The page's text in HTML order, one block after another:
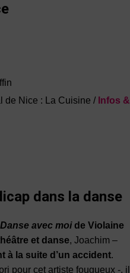
de Nice : La Cuisine / Infos &
dans la danse
Danse avec moide Violaine
et danse, Joachim –
à la suite d’un accident.
pour cet artiste fougueux -, il